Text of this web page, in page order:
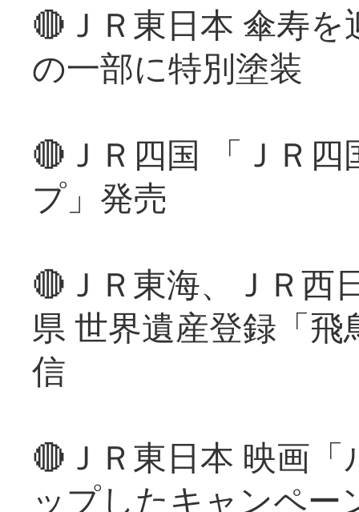
🔴ＪＲ東日本 傘寿
の一部に特別塗装
🔴ＪＲ四国 「ＪＲ
プ」発売
🔴ＪＲ東海、ＪＲ西
県 世界遺産登録「
信
🔴ＪＲ東日本 映画
ップしたキャンペー